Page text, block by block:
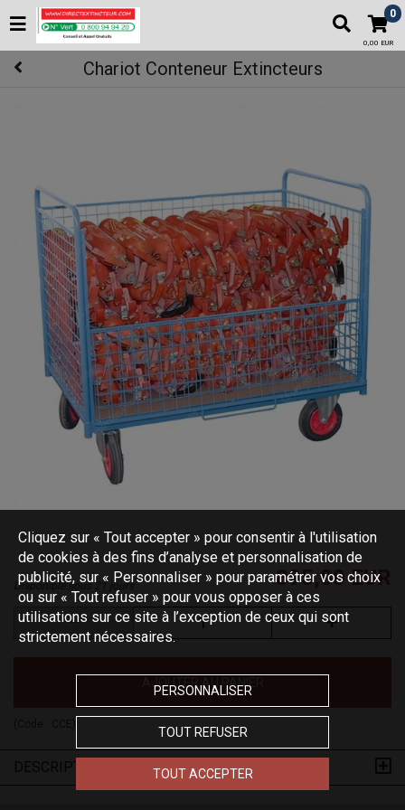
0
0,00 EUR
Chariot Conteneur Extincteurs
Disponible sous 21 jours 895,00 EUR
AJOUTER AU PANIER
Cliquez sur « Tout accepter » pour consentir à l'utilisation
de cookies à des fins d’analyse et personnalisation de
publicité, sur « Personnaliser » pour paramétrer vos choix
ou sur « Tout refuser » pour vous opposer à ces
utilisations sur ce site à l’exception de ceux qui sont
strictement nécessaires.
PERSONNALISER
TOUT REFUSER
TOUT ACCEPTER